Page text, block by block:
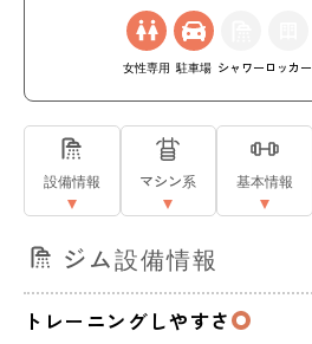
女性専用 駐車場 シャワー ロッカー
設備情報 マシン系 基本情報
ジム設備情報
トレーニングしやすさ